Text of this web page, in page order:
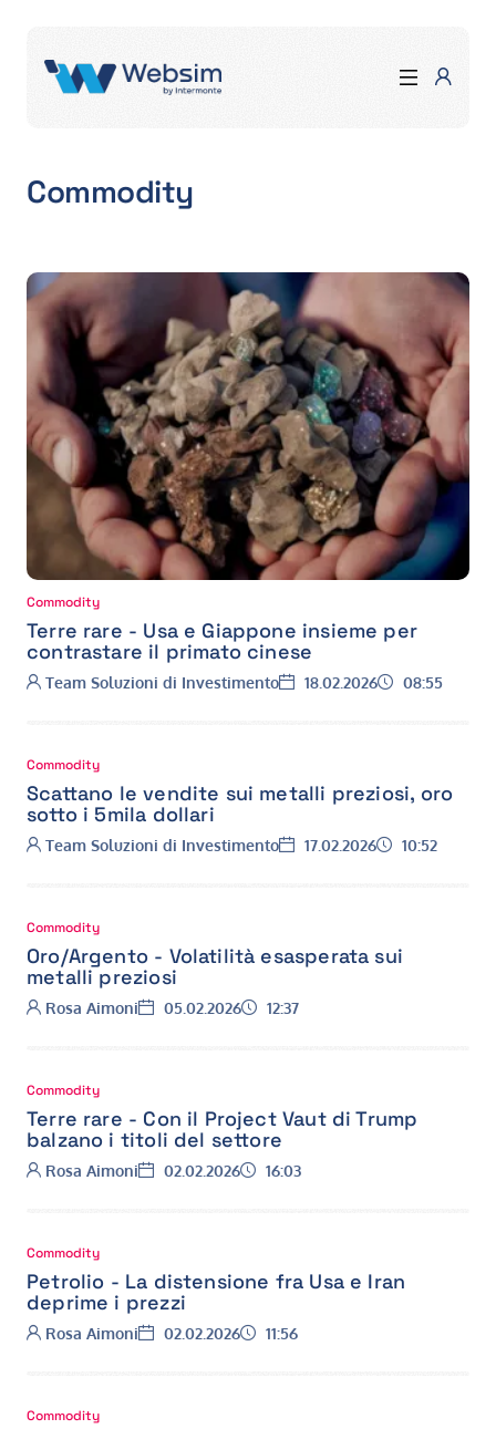
Commodity
Commodity
Terre rare - Usa e Giappone insieme per
contrastare il primato cinese
Autore:
Team Soluzioni di Investimento Data:
18.02.2026 Ora:
08:55
Commodity
Scattano le vendite sui metalli preziosi, oro
sotto i 5mila dollari
Autore:
Team Soluzioni di Investimento Data:
17.02.2026 Ora:
10:52
Commodity
Oro/Argento - Volatilità esasperata sui
metalli preziosi
Autore:
Rosa Aimoni Data:
05.02.2026 Ora:
12:37
Commodity
Terre rare - Con il Project Vaut di Trump
balzano i titoli del settore
Autore:
Rosa Aimoni Data:
02.02.2026 Ora:
16:03
Commodity
Petrolio - La distensione fra Usa e Iran
deprime i prezzi
Autore:
Rosa Aimoni Data:
02.02.2026 Ora:
11:56
Commodity